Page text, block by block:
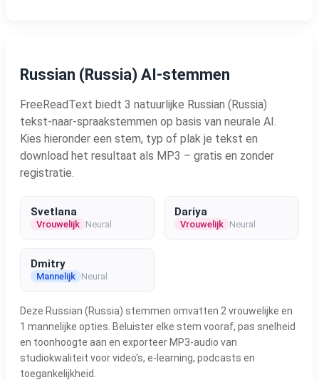
Russian (Russia) AI-stemmen
FreeReadText biedt 3 natuurlijke Russian (Russia)
tekst-naar-spraakstemmen op basis van neurale AI.
Kies hieronder een stem, typ of plak je tekst en
download het resultaat als MP3 – gratis en zonder
registratie.
Svetlana
Vrouwelijk Neural
Dariya
Vrouwelijk Neural
Dmitry
Mannelijk Neural
Deze Russian (Russia) stemmen omvatten 2 vrouwelijke en
1 mannelijke opties. Beluister elke stem vooraf, pas snelheid
en toonhoogte aan en exporteer MP3-audio van
studiokwaliteit voor video's, e-learning, podcasts en
toegankelijkheid.